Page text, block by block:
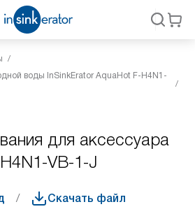
воды InSinkErator AquaHot F-H4N1-
для аксессуара
VB-1-J
Скачать файл